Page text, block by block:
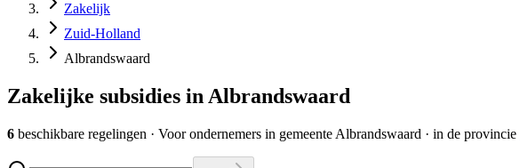
Zakelijk
Zuid-Holland
Albrandswaard
Zakelijke subsidies in Albrandswaard
6 beschikbare regelingen · Voor ondernemers in gemeente Albrandswaard · in de provincie